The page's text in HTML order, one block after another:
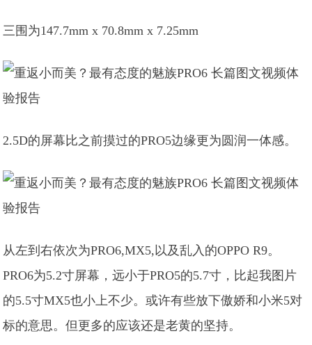
三围为147.7mm x 70.8mm x 7.25mm
2.5D的屏幕比之前摸过的PRO5边缘更为圆润一体感。
从左到右依次为PRO6,MX5,以及乱入的OPPO R9。
PRO6为5.2寸屏幕，远小于PRO5的5.7寸，比起我图片
的5.5寸MX5也小上不少。或许有些放下傲娇和小米5对
标的意思。但更多的应该还是老黄的坚持。